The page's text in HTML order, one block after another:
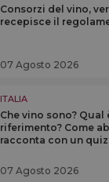
Consorzi del vino,
recepisce il
07 Agosto 2026
ITALIA
Che vino sono?
riferimento? Come
racconta con un quiz
07 Agosto 2026